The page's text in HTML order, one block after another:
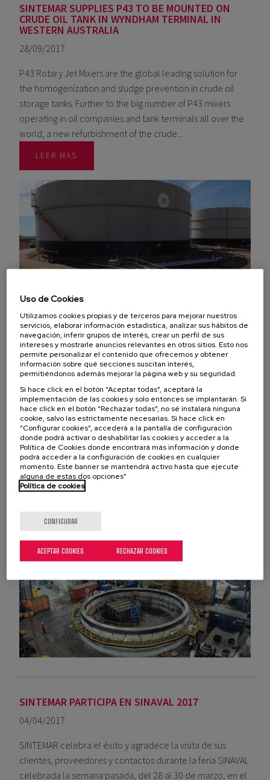
SINTEMAR SUPPLIES P43 TO BE MOUNTED ON
CRUDE OIL TANK IN WYNDHAM TERMINAL IN
WESTERN AUSTRALIA
28/09/2017
P43 Rotary Jet Mixers are the global leading solution for
the homogenization and sludge prevention in crude oil
storage tanks. Further to the big number of P43 mixers
operating in oil companies and tank terminals all over the
world, a new refurbishment of the crude...
LEER MÁS
SINTEMAR PARTICIPA EN LA CONSTRUCCIÓN DEL
SOPORTE DEL TELESCOPIO MÁS GRANDE DEL
MUNDO
08/09/2017
SINTEMAR, continúa participando en sectores estratégicos
aportando su experiencia en la fijación de equipos
dinámicos a sectores de alto contenido tecnológico como
es el caso de la investigación astronómica. El proyecto
está relacionado con la instalación en el...
SINTEMAR PARTICIPA EN SINAVAL 2017
04/04/2017
SINTEMAR celebra el éxito y agradece la visita de sus
clientes, proveedores y contactos durante la feria SINAVAL
celebrada la semana pasada, del 28 al 30 de marzo, en el
Uso de Cookies
Utilizamos cookies propias y de terceros para mejorar nuestros
servicios, elaborar información estadística, analizar sus hábitos de
navegación, inferir grupos de interés, crear un perfil de sus
intereses y mostrarle anuncios relevantes en otros sitios. Esto nos
permite personalizar el contenido que ofrecemos y obtener
información sobre qué secciones suscitan interés,
permitiéndonos además mejorar la página web y su seguridad.
Si hace click en el botón “Aceptar todas”, aceptará la
implementación de las cookies y solo entonces se implantarán. Si
hace click en el botón “Rechazar todas”, no sé instalará ninguna
cookie, salvo las estrictamente necesarias. Si hace click en
“Configurar cookies”, accederá a la pantalla de configuración
donde podrá activar o deshabilitar las cookies y acceder a la
Política de Cookies donde encontrará más información y donde
podrá acceder a la configuración de cookies en cualquier
momento. Este banner se mantendrá activo hasta que ejecute
alguna de estas dos opciones”
Política de cookies
CONFIGURAR
RECHAZAR COOKIES
ACEPTAR COOKIES